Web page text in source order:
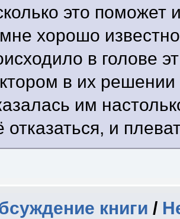
это
хорошо
в голове
в их
им
отказаться, и
книги /